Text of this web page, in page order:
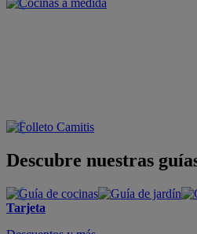
Descubre nuestras
Tarjeta